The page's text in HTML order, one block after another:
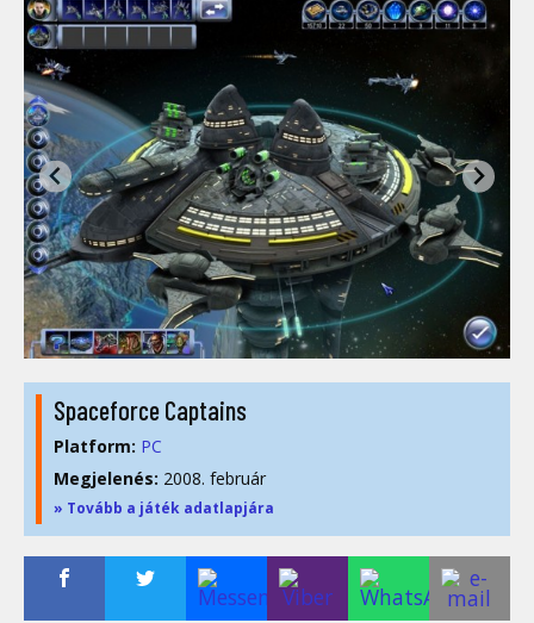
Spaceforce Captains
Platform: PC
Megjelenés: 2008. február
» Tovább a játék adatlapjára